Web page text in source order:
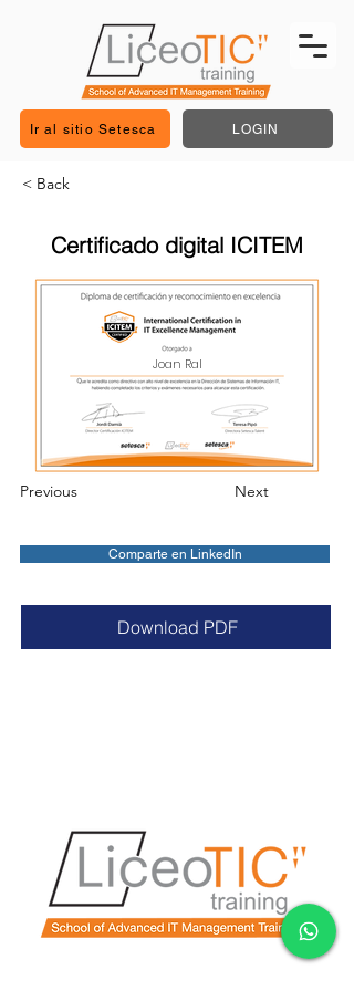
Ir al sitio Setesca LOGIN
< Back
Certificado digital ICITEM
Joan Ral
Previous Next
Comparte en LinkedIn
Download PDF